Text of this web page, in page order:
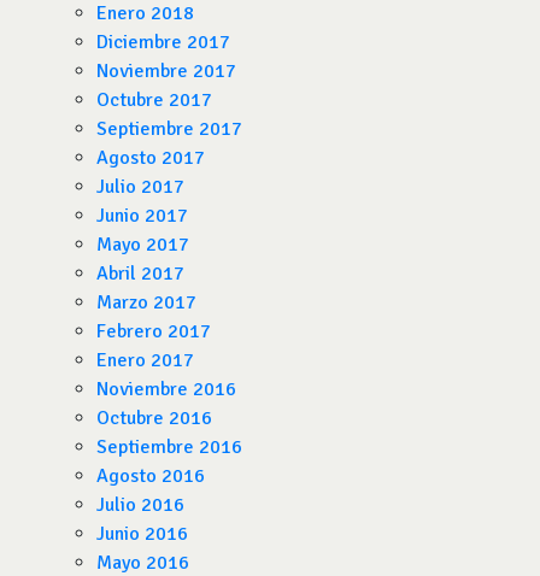
Enero 2018
Diciembre 2017
Noviembre 2017
Octubre 2017
Septiembre 2017
Agosto 2017
Julio 2017
Junio 2017
Mayo 2017
Abril 2017
Marzo 2017
Febrero 2017
Enero 2017
Noviembre 2016
Octubre 2016
Septiembre 2016
Agosto 2016
Julio 2016
Junio 2016
Mayo 2016